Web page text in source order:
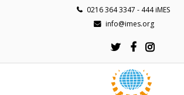
0216 364 3347 - 444 iMES
info@imes.org